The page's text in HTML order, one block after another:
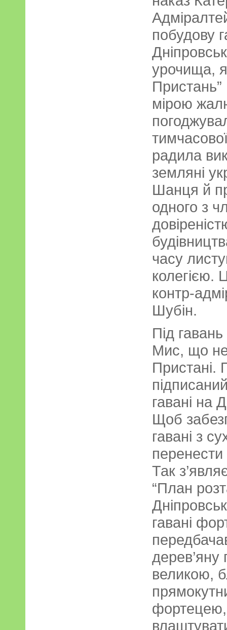
побудову
урочища,
мірою
радила
земляні
Шанця й
одного з
часу
колегією.
контр-
Шубін.
Під
Мис, що
Пристані.
гавані на
Щоб
гавані з
Так
“План
гавані
дерев’яну
великою,
фортецею,